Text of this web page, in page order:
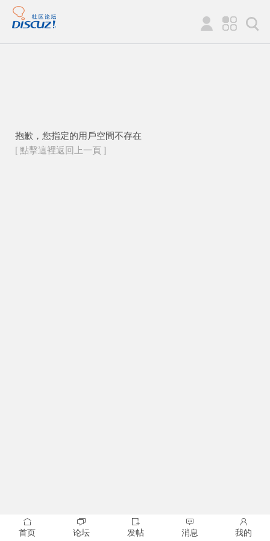
抱歉，您指定的用戶空間不存在
[ 點擊這裡返回上一頁 ]
首页 论坛 发帖 消息 我的